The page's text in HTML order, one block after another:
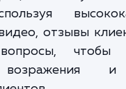
и
Landing Page
ее